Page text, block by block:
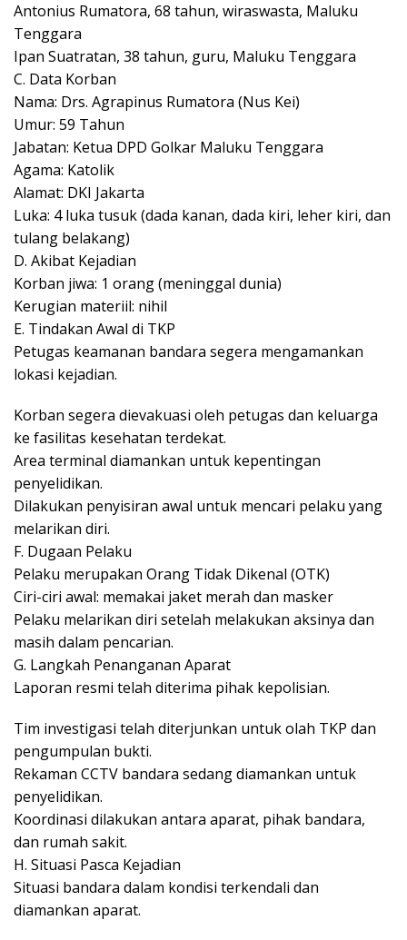
Antonius Rumatora, 68 tahun, wiraswasta, Maluku
Tenggara
Ipan Suatratan, 38 tahun, guru, Maluku Tenggara
C. Data Korban
Nama: Drs. Agrapinus Rumatora (Nus Kei)
Umur: 59 Tahun
Jabatan: Ketua DPD Golkar Maluku Tenggara
Agama: Katolik
Alamat: DKI Jakarta
Luka: 4 luka tusuk (dada kanan, dada kiri, leher kiri, dan
tulang belakang)
D. Akibat Kejadian
Korban jiwa: 1 orang (meninggal dunia)
Kerugian materiil: nihil
E. Tindakan Awal di TKP
Petugas keamanan bandara segera mengamankan
lokasi kejadian.
Korban segera dievakuasi oleh petugas dan keluarga
ke fasilitas kesehatan terdekat.
Area terminal diamankan untuk kepentingan
penyelidikan.
Dilakukan penyisiran awal untuk mencari pelaku yang
melarikan diri.
F. Dugaan Pelaku
Pelaku merupakan Orang Tidak Dikenal (OTK)
Ciri-ciri awal: memakai jaket merah dan masker
Pelaku melarikan diri setelah melakukan aksinya dan
masih dalam pencarian.
G. Langkah Penanganan Aparat
Laporan resmi telah diterima pihak kepolisian.
Tim investigasi telah diterjunkan untuk olah TKP dan
pengumpulan bukti.
Rekaman CCTV bandara sedang diamankan untuk
penyelidikan.
Koordinasi dilakukan antara aparat, pihak bandara,
dan rumah sakit.
H. Situasi Pasca Kejadian
Situasi bandara dalam kondisi terkendali dan
diamankan aparat.